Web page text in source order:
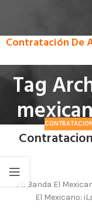
Contratación De
Tag
Mi Banda El
El Mexicano: